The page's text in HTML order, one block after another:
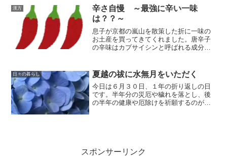
たいですね。
漢方
辛さ自慢 ～最強に辛い一味
は？？～
息子が京都の嵐山を散策した折に一味の
お土産を買ってきてくれました。唐辛子
の辛味はカプサイシンと呼ばれる成分
（胃腸）の働きを良くし、食欲不振に効
果のある食材といわれています。
日々の暮らし 夏越の祓に水無月をいただく
今日は６月３０日、１年の折り返しの日
です。半年分の災厄や穢れを落とし、後
の半年の健康や厄除けを祈願するのが
スポンサーリンク